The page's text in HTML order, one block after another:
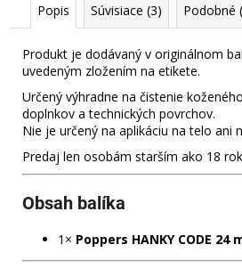
Popis Súvisiace (3) Podobné
Produkt je dodávaný v originálnom
uvedeným zložením na etikete.
Určený výhradne na čistenie
doplnkov a technických povrchov.
Nie je určený na aplikáciu na telo ani
Predaj len osobám starším ako 18
Obsah balíka
1× Poppers HANKY CODE 24
e
POPPERS
RUSH
10
ML
–
AKČNÝ
6×10
€